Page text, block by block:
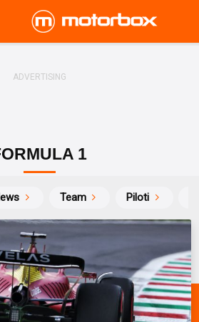
1
Team Piloti